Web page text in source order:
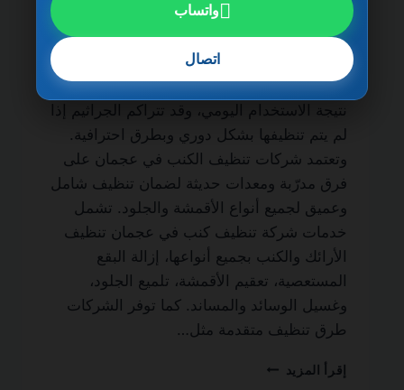
ajman/ ‎ 0501270935 ضمان مدى الحياة من
الخدمات الأساسية لكل منزل أو فيلا يسعى
للحفاظ على نظافة الأثاث وصحته. فالأرائك
والكنب تمتص الغبار والأوساخ والبقع بسهولة
نتيجة الاستخدام اليومي، وقد تتراكم الجراثيم إذا
لم يتم تنظيفها بشكل دوري وبطرق احترافية.
وتعتمد شركات تنظيف الكنب في عجمان على
فرق مدرّبة ومعدات حديثة لضمان تنظيف شامل
وعميق لجميع أنواع الأقمشة والجلود. تشمل
خدمات شركة تنظيف كنب في عجمان تنظيف
الأرائك والكنب بجميع أنواعها، إزالة البقع
المستعصية، تعقيم الأقمشة، تلميع الجلود،
وغسيل الوسائد والمساند. كما توفر الشركات
طرق تنظيف متقدمة مثل…
إقرأ المزيد شركة
واتساب
اتصال